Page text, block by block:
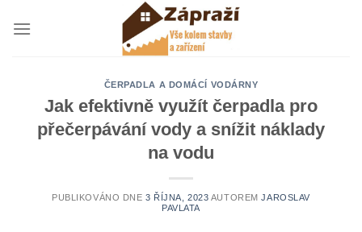
ČERPADLA A DOMÁCÍ VODÁRNY
Jak efektivně využít čerpadla pro
přečerpávání vody a snížit náklady
na vodu
PUBLIKOVÁNO DNE3 ŘÍJNA, 2023 AUTOREMJAROSLAV
PAVLATA